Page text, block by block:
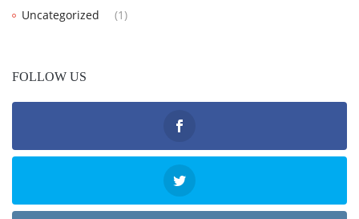
Uncategorized
(1)
FOLLOW US